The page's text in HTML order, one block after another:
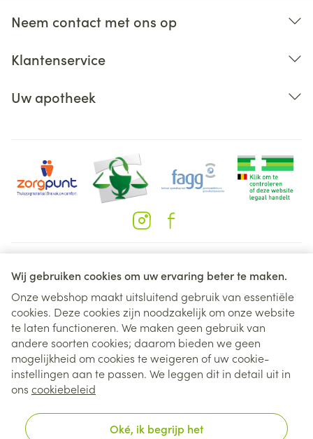
Wij gebruiken cookies om uw ervaring beter te maken.
Onze webshop maakt uitsluitend gebruik van essentiële
cookies. Deze cookies zijn noodzakelijk om onze website
te laten functioneren. We maken geen gebruik van
andere soorten cookies; daarom bieden we geen
mogelijkheid om cookies te weigeren of uw cookie-
instellingen aan te passen. We leggen dit in detail uit in
ons cookiebeleid
Oké, ik begrijp het
Neem contact met ons op
Klantenservice
Uw apotheek
Juridische links